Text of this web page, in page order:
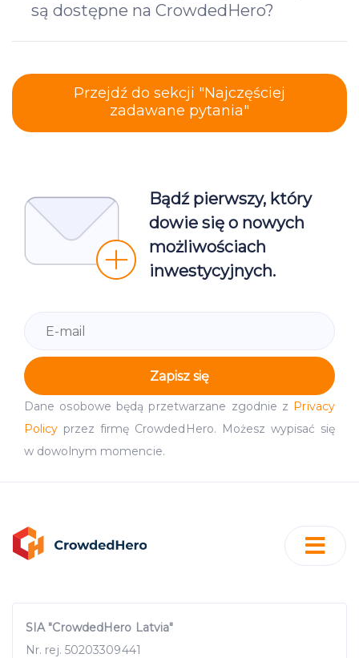
są dostępne na CrowdedHero?
Przejdź do sekcji "Najczęściej
zadawane pytania"
Bądź pierwszy, który
dowie się o nowych
możliwościach
inwestycyjnych.
Zapisz się
Dane osobowe będą przetwarzane zgodnie z Privacy
Policy przez firmę CrowdedHero. Możesz wypisać się
w dowolnym momencie.
SIA "CrowdedHero Latvia"
Nr. rej. 50203309441